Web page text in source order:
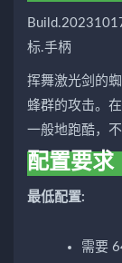
标.手柄
挥舞激光剑的
蜂群的攻击。
一般地跑酷，
配置要求
最低配置:
需要